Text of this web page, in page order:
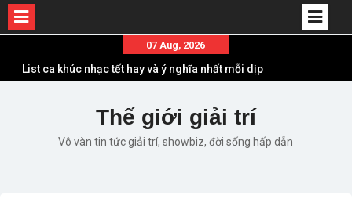
content
07 Aug, 2026
List ca khúc nhạc tết hay và ý nghĩa nhất mỗi dịp
Em ơi lên phố – Minh Vương: Màn comeback
“ngoạn mục” với triệu view
Những ca khúc nhạc xuân “sặc mùi” quảng cáo
Thế giới giải trí
Vô vàn tin tức giải trí, showbiz, đời sống hấp dẫn